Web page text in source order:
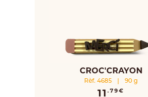
CROC'CRAYON
Rèf. 4685 90 g
11 .79€